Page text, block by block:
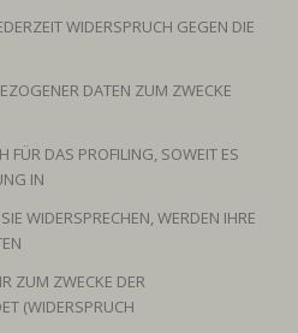
WIDERSPRUCH GEGEN DIE
DATEN ZUM ZWECKE
FÜR DAS PROFILING, SOWEIT ES
IN
WIDERSPRECHEN, WERDEN IHRE
ZUM ZWECKE DER
(WIDERSPRUCH